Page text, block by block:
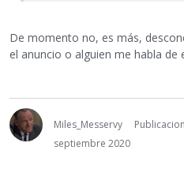
De momento no, es más,
el anuncio o alguien me habla de
Miles_Messervy
septiembre 2020